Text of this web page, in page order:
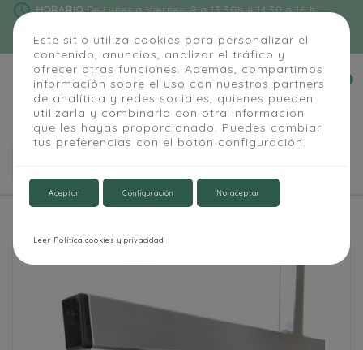
Este sitio utiliza cookies para personalizar el
contenido, anuncios, analizar el tráfico y
ofrecer otras funciones. Además, compartimos
información sobre el uso con nuestros partners
de analítica y redes sociales, quienes pueden
utilizarla y combinarla con otra información
que les hayas proporcionado. Puedes cambiar
tus preferencias con el botón configuración.
Aceptar Configuración No aceptar
Leer Política cookies y privacidad
schedule HORARIODe Lunes a Viernes: 9 a 13:30h y 14:30 a 16 h
phone

